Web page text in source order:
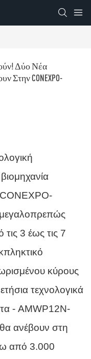
Δύο Νέα
CONEXPO-
3 έως τις 7
κύρους
τεχνολογικά
- AMWP12N-
ανέβουν στη
από 3.000